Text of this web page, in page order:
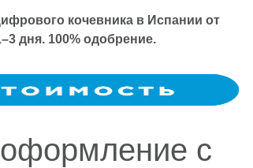
кочевника в Испании от
дня. 100% одобрение.
с